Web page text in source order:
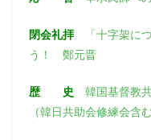
閉会礼拝
「十字架に
う！ 鄭元晋
歴 史
韓国基督教
（韓日共助会修練会含